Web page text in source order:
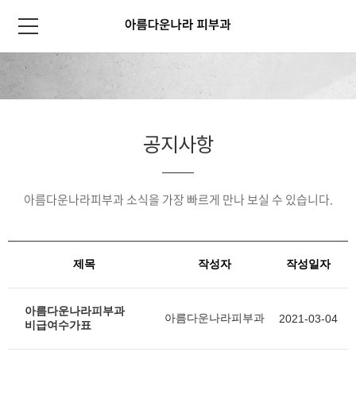
공지사항
아름다운나라피부과 소식을 가장 빠르게 만나 보실 수 있습니다.
제목 작성자 작성일자
아름다운나라피부과
비급여수가표
아름다운나라피부과 2021-03-04